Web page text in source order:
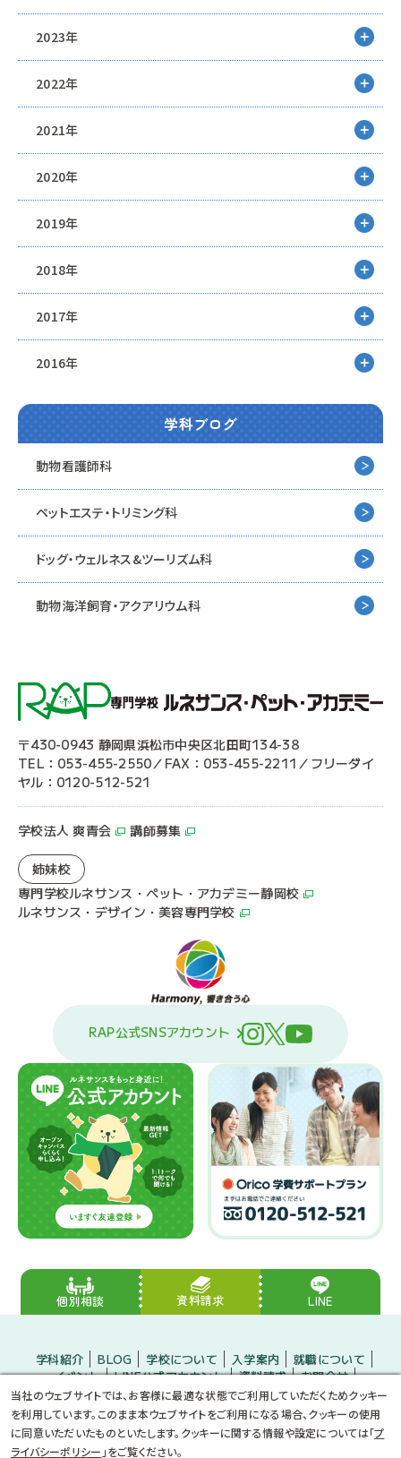
2023年
2022年
2021年
2020年
2019年
2018年
2017年
2016年
学科ブログ
動物看護師科
ペットエステ・トリミング科
ドッグ・ウェルネス&ツーリズム科
動物海洋飼育・アクアリウム科
〒430-0943 静岡県浜松市中央区北田町134-38
TEL：053-455-2550／FAX：053-455-2211／フリーダイ
ヤル：0120-512-521
学校法人 爽青会 講師募集
姉妹校
専門学校ルネサンス・ペット・アカデミー静岡校
ルネサンス・デザイン・美容専門学校
RAP公式SNSアカウント
個別相談 資料請求 LINE
学科紹介 BLOG 学校について 入学案内
就職について
イベント
LINE公式アカウント 資料請求
お問合せ
入学をお考えの方
保護者の方
企業の方
小・中学生のみなさんへ
プライバシーポリシー サイトマップ
当社のウェブサイトでは、お客様に最適な状態でご利用していただくためクッキー
を利用しています。このまま本ウェブサイトをご利用になる場合、クッキーの使用
に同意いただいたものといたします。クッキーに関する情報や設定については「プ
ライバシーポリシー 」をご覧ください。